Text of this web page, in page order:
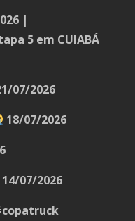
|
5 em CUIABÁ
07/2026
18/07/2026
14/07/2026